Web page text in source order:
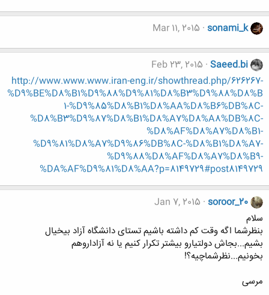
sonami_k
Mar 11, 2015
Saeed.bi
Feb 23, 2015
http://www.www.www.iran-eng.ir/showthread.php/626267-
%D9%BE%D8%B1%D9%88%D9%81%D8%B3%D9%88%D8%B
1-%D9%85%D8%B1%D8%AA%D8%B6%DB%8C-
%D8%B3%D9%87%D8%B1%D8%A7%D8%A8%DB%8C-
%D8%AF%D8%A7%D8%B1-
%D9%81%D8%A7%D9%86%DB%8C-%D8%B1%D8%A7-
%D9%88%D8%AF%D8%A7%D8%B9-
%DA%AF%D9%81%D8%AA?p=8149729#post8149729
soroor_20
Jan 7, 2015
سلام
بنظرشما اگه وقت کم داشته باشیم تستای دانشگاه آزاد بیخیال
بشیم...بجاش دولتیارو بیشتر تکرار کنیم یا نه آزاداروهم
بخونیم...نظرشماچیه؟!
مرسی